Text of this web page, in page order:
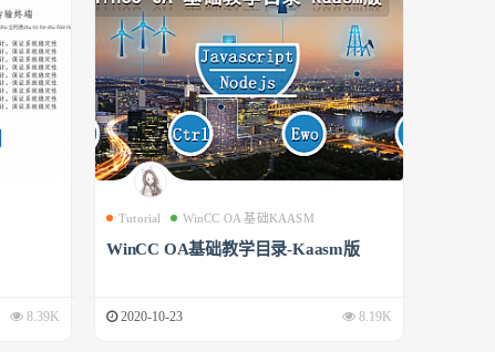
8.39K
Tutorial WinCC OA 基础KAASM
WinCC OA基础教学目录-Kaasm版
2020-10-23 8.19K